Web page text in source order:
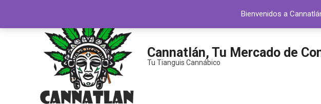
contenido
Cannatlán, Tu Mercado de
Tu Tianguis Cannábico
Bienvenidos a